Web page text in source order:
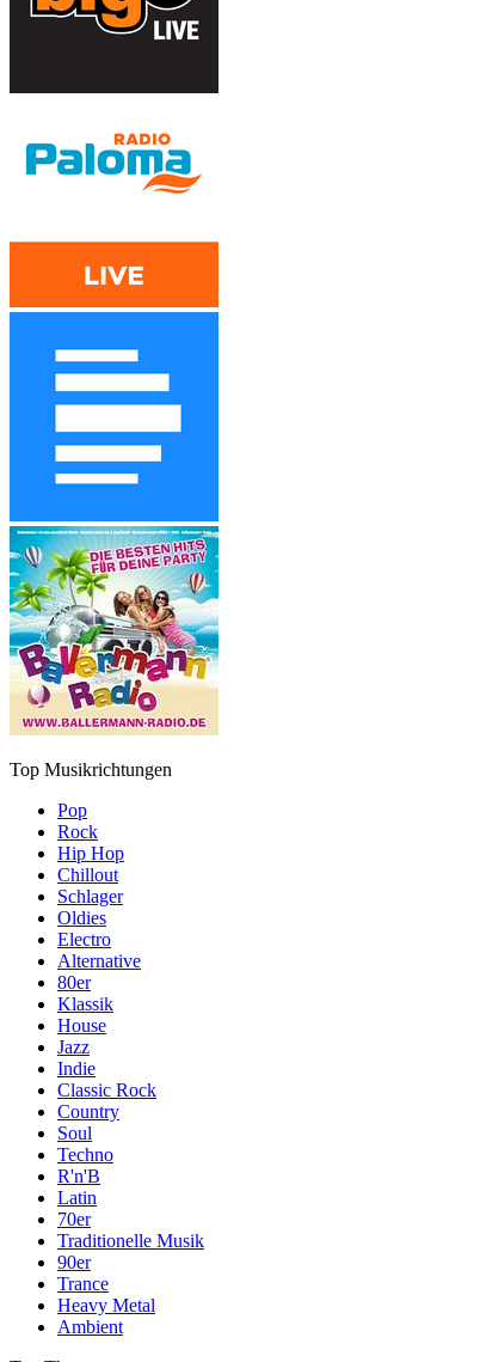
Top Musikrichtungen
Pop
Rock
Hip Hop
Chillout
Schlager
Oldies
Electro
Alternative
80er
Klassik
House
Jazz
Indie
Classic Rock
Country
Soul
Techno
R'n'B
Latin
70er
Traditionelle Musik
90er
Trance
Heavy Metal
Ambient